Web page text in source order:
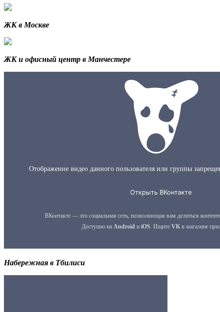
ЖК в Москве
ЖК и офисный центр в Манчестере
Набережная в Тбилиси